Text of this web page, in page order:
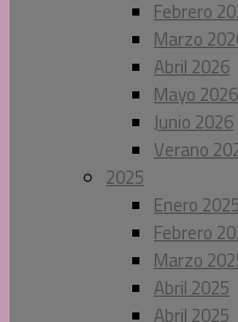
Febrero
Marzo
Abril 2026
Mayo 2026
Junio 2026
Verano
2025
Enero 2025
Febrero
Marzo
Abril 2025
Abril 2025